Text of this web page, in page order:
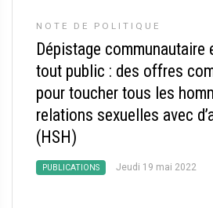
NOTE DE POLITIQUE
Dépistage communautaire
tout public : des offres
pour toucher tous les
relations sexuelles avec
(HSH)
PUBLICATIONS Jeudi 19 mai 2022